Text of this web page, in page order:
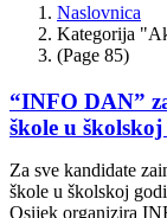
Naslovnica
Kategorija
(Page 85)
“INFO DAN”
škole u
Za sve kandidate
škole u školskoj
Osijek organizira